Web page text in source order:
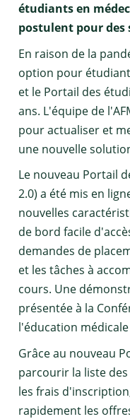
étudiants en
postulent pour des
En raison de la
option pour
et le Portail des
ans. L'équipe de
pour actualiser et
une nouvelle
Le nouveau Portail
2.0) a été mis en
nouvelles
de bord facile
demandes de
et les tâches à
cours. Une
présentée à la
l'éducation médicale
Grâce au nouveau
parcourir la liste
les frais
rapidement les